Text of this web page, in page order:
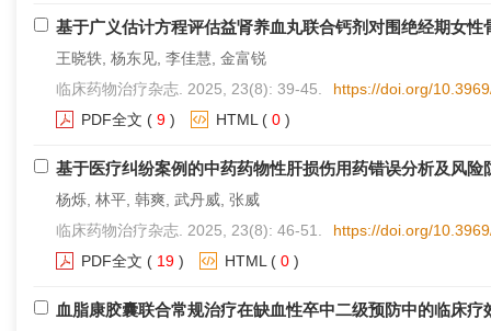
基于广义估计方程评估益肾养血丸联合钙剂对围绝经期女性
王晓轶, 杨东见, 李佳慧, 金富锐
临床药物治疗杂志. 2025, 23(8): 39-45.
https://doi.org/
PDF全文 ( 9 ) HTML ( 0 )
基于医疗纠纷案例的中药药物性肝损伤用药错误分析及风险
杨烁, 林平, 韩爽, 武丹威, 张威
临床药物治疗杂志. 2025, 23(8): 46-51.
https://doi.org/
PDF全文 ( 19 ) HTML ( 0 )
血脂康胶囊联合常规治疗在缺血性卒中二级预防中的临床疗